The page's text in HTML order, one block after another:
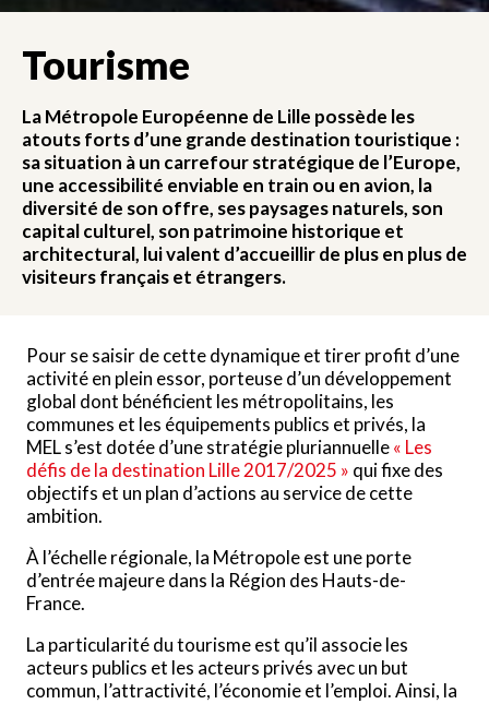
Tourisme
La Métropole Européenne de Lille possède les
atouts forts d’une grande destination touristique :
sa situation à un carrefour stratégique de l’Europe,
une accessibilité enviable en train ou en avion, la
diversité de son offre, ses paysages naturels, son
capital culturel, son patrimoine historique et
architectural, lui valent d’accueillir de plus en plus de
visiteurs français et étrangers.
Pour se saisir de cette dynamique et tirer profit d’une
activité en plein essor, porteuse d’un développement
global dont bénéficient les métropolitains, les
communes et les équipements publics et privés, la
MEL s’est dotée d’une stratégie pluriannuelle« Les
défis de la destination Lille 2017/2025 » qui fixe des
objectifs et un plan d’actions au service de cette
ambition.
À l’échelle régionale, la Métropole est une porte
d’entrée majeure dans la Région des Hauts-de-
France.
La particularité du tourisme est qu’il associe les
acteurs publics et les acteurs privés avec un but
commun, l’attractivité, l’économie et l’emploi. Ainsi, la